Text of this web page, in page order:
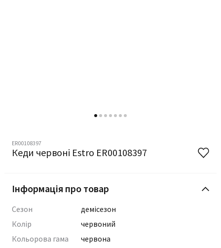
ER00108397
Кеди червоні Estro ER00108397
Інформація про товар
Сезон
демісезон
Колір
червоний
Кольорова гама
червона